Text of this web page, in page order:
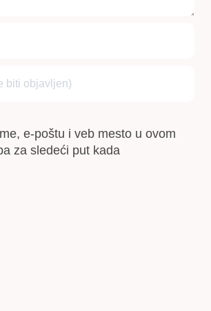
e-poštu i veb mesto u ovom
za sledeći put kada